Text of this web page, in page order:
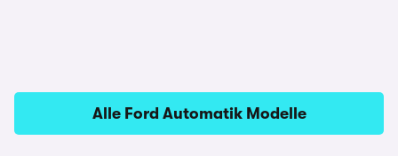
Alle Ford Automatik Modelle